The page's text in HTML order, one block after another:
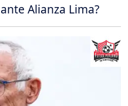
Alianza Lima?